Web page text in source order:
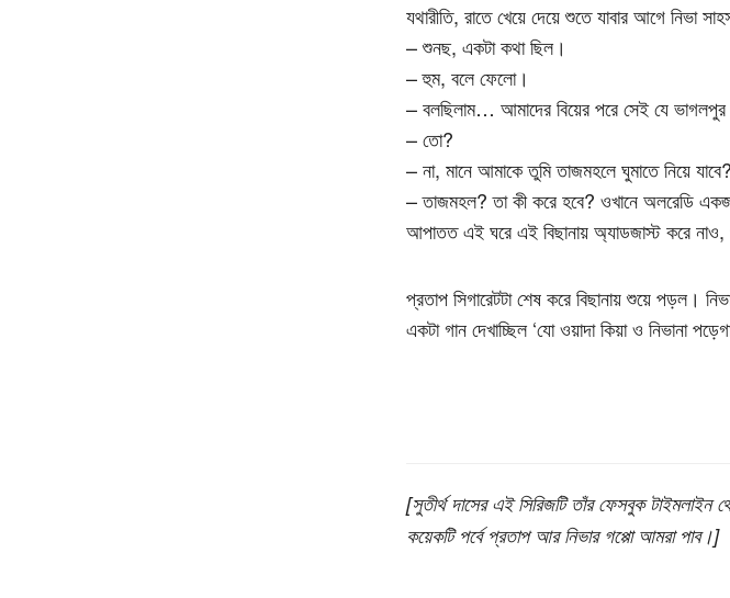
যথারীতি, রাতে খেয়ে দেয়ে শুতে যাবার আগে নিভা
– শুনছ, একটা কথা ছিল।
– হুম, বলে ফেলো।
– বলছিলাম… আমাদের বিয়ের পরে সেই যে
– তো?
– না, মানে আমাকে তুমি তাজমহলে ঘুমাতে নিয়ে যাবে?
– তাজমহল? তা কী করে হবে? ওখানে অলরেডি
আপাতত এই ঘরে এই বিছানায় অ্যাডজাস্ট করে নাও,
প্রতাপ সিগারেটটা শেষ করে বিছানায় শুয়ে পড়ল।
একটা গান দেখাচ্ছিল ‘যো ওয়াদা কিয়া ও নিভানা
[সুতীর্থ দাসের এই সিরিজটি তাঁর ফেসবুক
কয়েকটি পর্বে প্রতাপ আর নিভার গপ্পো আমরা পাব।]